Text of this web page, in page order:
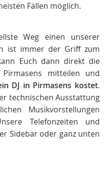
Fällen möglich.
Weg einen unserer
ist immer der Griff zum
Euch dann direkt die
mitteilen und
DJ in Pirmasens kostet.
technischen Ausstattung
Musikvorstellungen
Telefonzeiten und
Sidebar oder ganz unten